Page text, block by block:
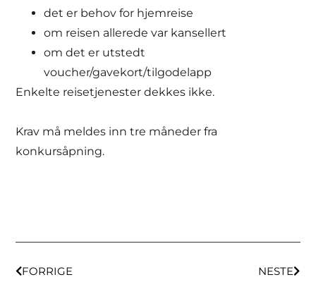
det er behov for hjemreise
om reisen allerede var kansellert
om det er utstedt
voucher/gavekort/tilgodelapp
Enkelte reisetjenester dekkes ikke.
Krav må meldes inn tre måneder fra
konkursåpning.
FORRIGE NESTE